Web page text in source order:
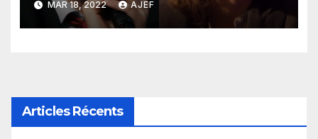
l’équation économique et
sociale ? Avec Jérôme
économiste du groupe
Edmond de Rothschild et
MAR 18, 2022 AJEF
Articles Récents